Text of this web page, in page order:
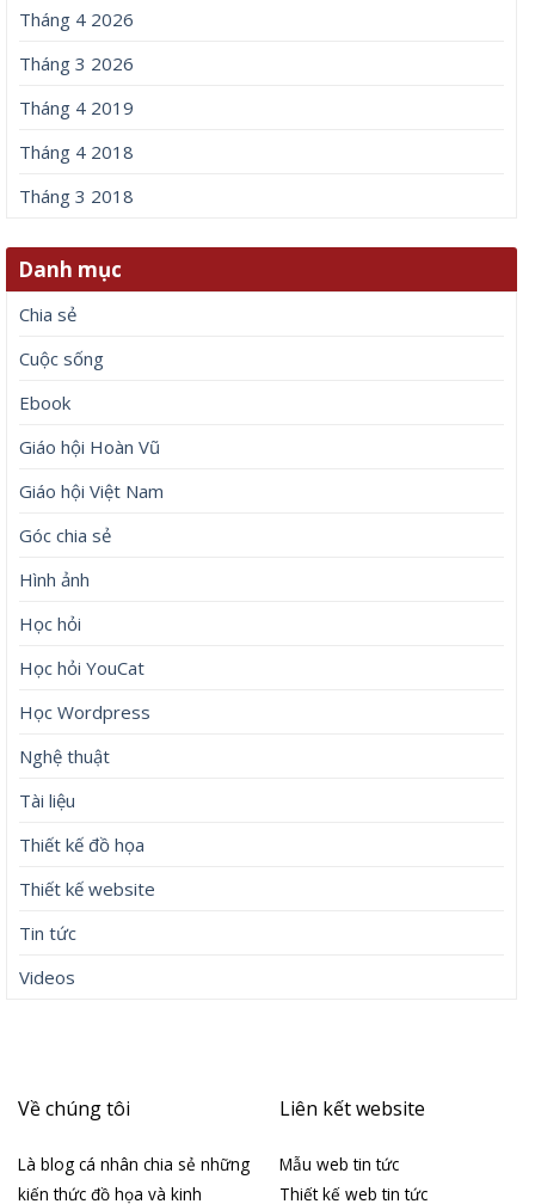
Tháng 4 2026
Tháng 3 2026
Tháng 4 2019
Tháng 4 2018
Tháng 3 2018
Danh mục
Chia sẻ
Cuộc sống
Ebook
Giáo hội Hoàn Vũ
Giáo hội Việt Nam
Góc chia sẻ
Hình ảnh
Học hỏi
Học hỏi YouCat
Học Wordpress
Nghệ thuật
Tài liệu
Thiết kế đồ họa
Thiết kế website
Tin tức
Videos
Về chúng tôi
Là blog cá nhân chia sẻ những
kiến thức đồ họa và kinh
Liên kết website
Mẫu web tin tức
Thiết kế web tin tức